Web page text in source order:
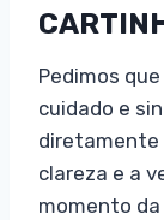
Pedimos
cuidado e
diretamente
clareza e a
momento